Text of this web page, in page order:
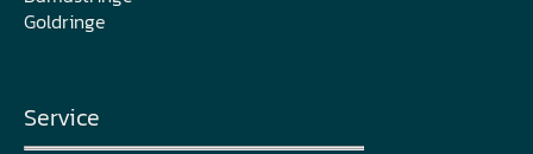
Goldringe
Service